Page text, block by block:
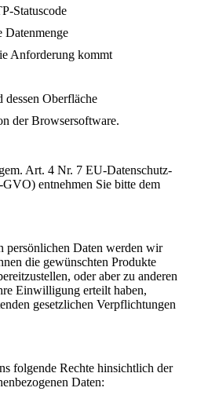
Statuscode
Datenmenge
Anforderung kommt
dessen Oberfläche
der Browsersoftware.
Art. 4 Nr. 7 EU-Datenschutz-
entnehmen Sie bitte dem
persönlichen Daten werden wir
die gewünschten Produkte
oder aber zu anderen
Einwilligung erteilt haben,
gesetzlichen Verpflichtungen
folgende Rechte hinsichtlich der
Daten: